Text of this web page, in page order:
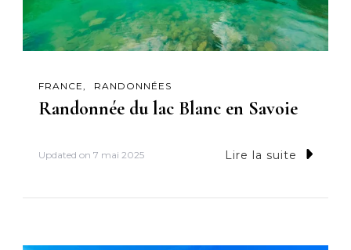
FRANCE RANDONNÉES
Randonnée du lac Blanc en Savoie
Updated on 7 mai 2025 Lire la suite